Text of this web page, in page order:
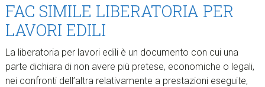
FAC SIMILE LIBERATORIA PER
LAVORI EDILI​
La liberatoria per lavori edili è un documento con cui una
parte dichiara di non avere più pretese, economiche o legali,
nei confronti dell’altra relativamente a prestazioni eseguite,